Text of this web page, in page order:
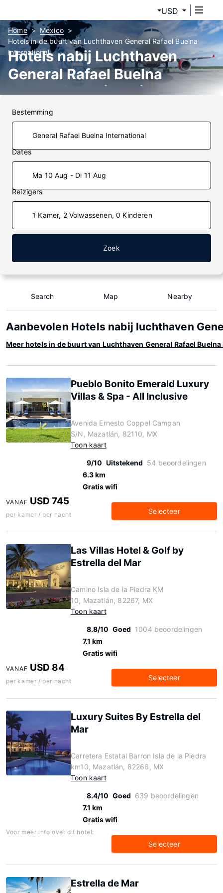
USD
Home
Mexico
Hotels in de buurt van Luchthaven General Rafael Buelna
International
Hotels nabij Luchthaven
General Rafael Buelna
International (MZT)
Bestemming
Dates
Ma 10 Aug - Di 11 Aug
Reizigers
1 Kamer, 2 Volwassenen, 0 Kinderen
Zoek
Search Map Nearby
Aanbevolen Hotels nabij luchthaven
Meer hotels in de buurt van Luchthaven General Rafael
Pueblo Bonito Emerald Luxury
Villas & Spa - All Inclusive
Avenida Ernesto Coppel Campan
S/N, Mazatlán, 82110, MX
Toon kaart
9/10 Uitstekend 54 beoordelingen
6.3 km
Gratis wifi
VANAF USD 745
per kamer / per nacht Selecteer
Las Villas Hotel & Golf by
Estrella del Mar
Camino Isla de la Piedra KM
10, Mazatlán, 82267, MX
Toon kaart
8.8/10 Goed 1004 beoordelingen
7.1 km
Gratis wifi
VANAF USD 84
per kamer / per nacht Selecteer
Luxury Suites By Estrella del
Mar
Carretera Estatal Barron Isla de la Piedra
km10, Mazatlán, 82266, MX
Toon kaart
8.4/10 Goed 639 beoordelingen
7.1 km
Gratis wifi
Voor meer info over dit hotel:
Selecteer
Estrella de Mar